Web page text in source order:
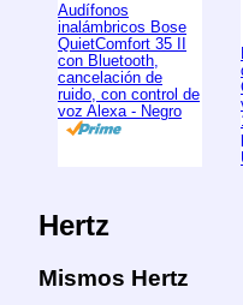
Audífonos
inalámbricos Bose
QuietComfort 35 II
con Bluetooth,
cancelación de
ruido, con control de
voz Alexa - Negro
Hertz
Mismos Hertz